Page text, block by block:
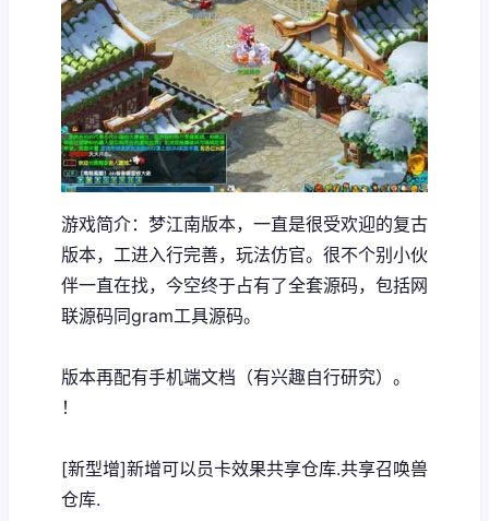
游戏简介：梦江南版本，一直是很受欢迎的复古
版本，工进入行完善，玩法仿官。很不个别小伙
伴一直在找，今空终于占有了全套源码，包括网
联源码同gram工具源码。
版本再配有手机端文档（有兴趣自行研究）。
！
[新型增]新增可以员卡效果共享仓库.共享召唤兽
仓库.